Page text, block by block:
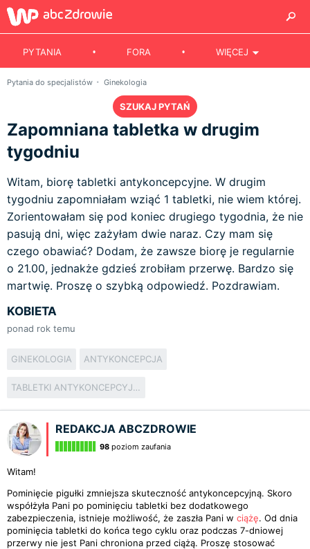
PYTANIA FORA WIĘCEJ
Pytania do specjalistów Ginekologia
SZUKAJ PYTAŃ
Zapomniana tabletka w drugim
tygodniu
Witam, biorę tabletki antykoncepcyjne. W drugim
tygodniu zapomniałam wziąć 1 tabletki, nie wiem której.
Zorientowałam się pod koniec drugiego tygodnia, że nie
pasują dni, więc zażyłam dwie naraz. Czy mam się
czego obawiać? Dodam, że zawsze biorę je regularnie
o 21.00, jednakże gdzieś zrobiłam przerwę. Bardzo się
martwię. Proszę o szybką odpowiedź. Pozdrawiam.
KOBIETA
ponad rok temu
GINEKOLOGIA ANTYKONCEPCJA
TABLETKI ANTYKONCEPCYJNE
REDAKCJA ABCZDROWIE
98 poziom zaufania
Witam!
Pominięcie pigułki zmniejsza skuteczność antykoncepcyjną. Skoro
współżyła Pani po pominięciu tabletki bez dodatkowego
zabezpieczenia, istnieje możliwość, że zaszła Pani w ciążę. Od dnia
pominięcia tabletki do końca tego cyklu oraz podczas 7-dniowej
przerwy nie jest Pani chroniona przed ciążą. Proszę stosować